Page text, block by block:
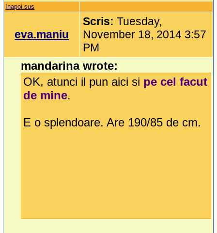
Inapoi sus
eva.maniu
Scris:Tuesday,
November 18, 2014 3:57
PM
mandarina wrote:
OK, atunci il pun aici si pe cel facut
de mine.
E o splendoare. Are 190/85 de cm.